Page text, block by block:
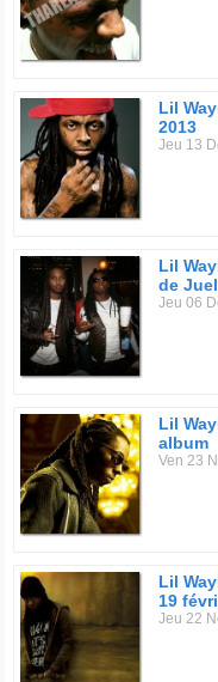
Lil
2013
Jeu 13
Lil
de
Jeu 06
Lil
album
Ven 23
Lil
19
Jeu 22